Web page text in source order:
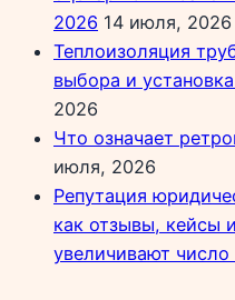
2026 14 июля, 2026
Теплоизоляция
выбора и
2026
Что означает
июля, 2026
Репутация
как отзывы, кейсы
увеличивают число